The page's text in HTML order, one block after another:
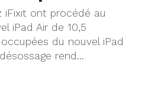
iFixit ont procédé au
iPad Air de 10,5
du nouvel iPad
rend...